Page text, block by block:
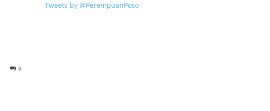
0
Tweets by @PerempuanPoso